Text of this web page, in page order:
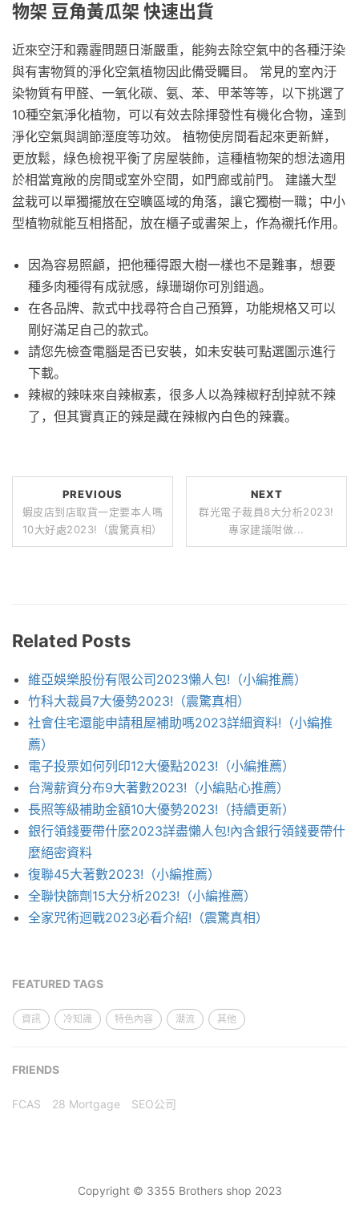
物架 豆角黃瓜架 快速出貨
近來空汙和霧霾問題日漸嚴重，能夠去除空氣中的各種汙染
與有害物質的淨化空氣植物因此備受矚目。 常見的室內汙
染物質有甲醛、一氧化碳、氨、苯、甲苯等等，以下挑選了
10種空氣淨化植物，可以有效去除揮發性有機化合物，達到
淨化空氣與調節溼度等功效。 植物使房間看起來更新鮮，
更放鬆，綠色檢視平衡了房屋裝飾，這種植物架的想法適用
於相當寬敞的房間或室外空間，如門廊或前門。 建議大型
盆栽可以單獨擺放在空曠區域的角落，讓它獨樹一職；中小
型植物就能互相搭配，放在櫃子或書架上，作為襯托作用。
因為容易照顧，把他種得跟大樹一樣也不是難事，想要
種多肉種得有成就感，綠珊瑚你可別錯過。
在各品牌、款式中找尋符合自己預算，功能規格又可以
剛好滿足自己的款式。
請您先檢查電腦是否已安裝，如未安裝可點選圖示進行
下載。
辣椒的辣味來自辣椒素，很多人以為辣椒籽刮掉就不辣
了，但其實真正的辣是藏在辣椒內白色的辣囊。
PREVIOUS
蝦皮店到店取貨一定要本人嗎
10大好處2023!（震驚真相）
NEXT
群光電子裁員8大分析2023!
專家建議咁做...
Related Posts
維亞娛樂股份有限公司2023懶人包!（小編推薦）
竹科大裁員7大優勢2023!（震驚真相）
社會住宅還能申請租屋補助嗎2023詳細資料!（小編推
薦）
電子投票如何列印12大優點2023!（小編推薦）
台灣薪資分布9大著數2023!（小編貼心推薦）
長照等級補助金額10大優勢2023!（持續更新）
銀行領錢要帶什麼2023詳盡懶人包!內含銀行領錢要帶什
麼絕密資料
復聯45大著數2023!（小編推薦）
全聯快篩劑15大分析2023!（小編推薦）
全家咒術迴戰2023必看介紹!（震驚真相）
FEATURED TAGS
資訊 冷知識 特色內容 潮流 其他
FRIENDS
FCAS 28 Mortgage SEO公司
Copyright © 3355 Brothers shop 2023